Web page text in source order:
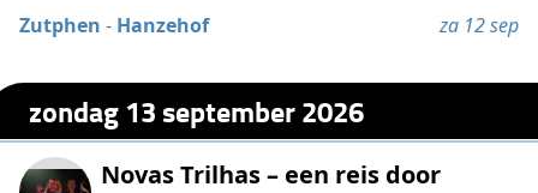
Zutphen - Hanzehof za 12 sep
zondag 13 september 2026
Novas Trilhas – een reis door